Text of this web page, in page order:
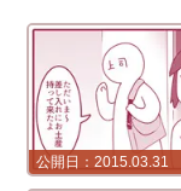
2015.03.31